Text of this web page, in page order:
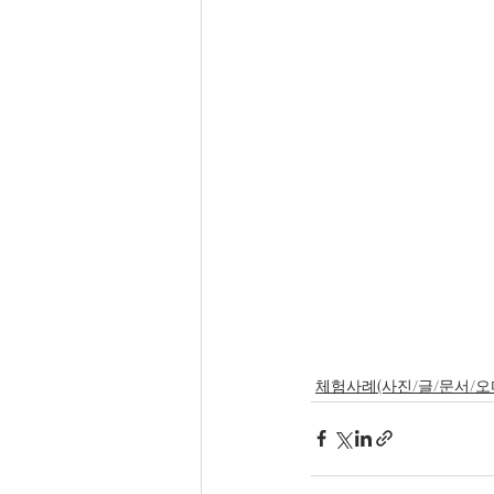
체험사례(사진/글/문서/오